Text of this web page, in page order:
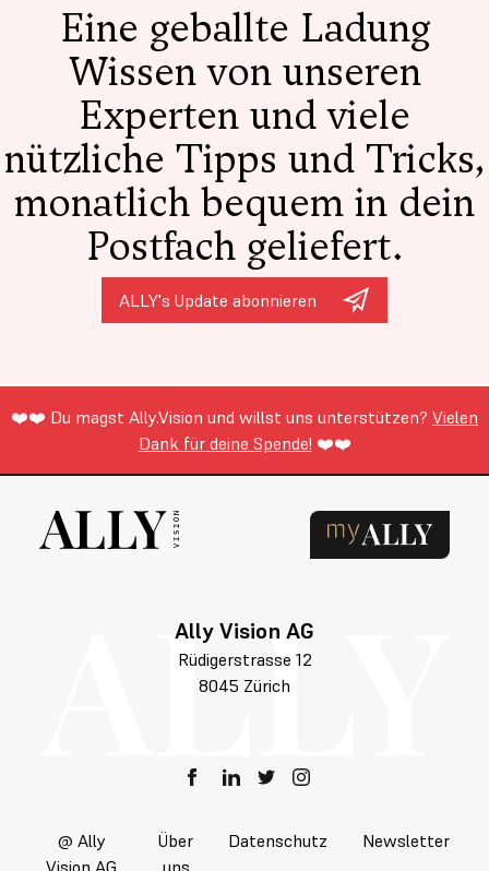
Eine geballte Ladung
Wissen von unseren
Experten und viele
nützliche Tipps und Tricks,
monatlich bequem in dein
Postfach geliefert.
ALLY's Update abonnieren
❤️❤️ Du magst Ally.Vision und willst uns unterstützen? Vielen
Dank für deine Spende! ❤️❤️
Ally Vision AG
Rüdigerstrasse 12
8045 Zürich
@ Ally
Über
Datenschutz Newsletter